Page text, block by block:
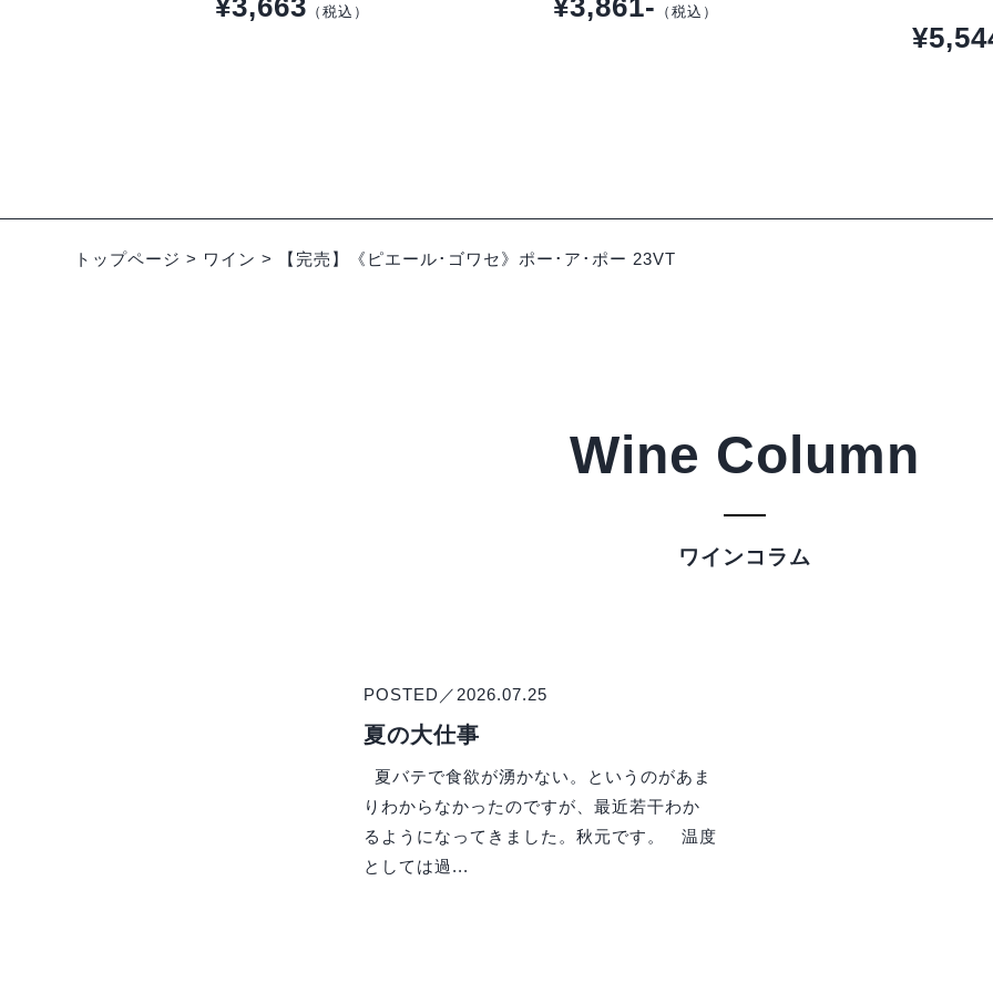
（税込） （税込）
トップページ > ワイン > 【完売】《ピエール･ゴワセ》ポー･ア･ポー 23VT
Wine Column
ワインコラム
POSTED／2026.07.25
夏の大仕事
夏バテで食欲が湧かない。というのがあま
りわからなかったのですが、最近若干わか
るようになってきました。秋元です。 温度
としては過...